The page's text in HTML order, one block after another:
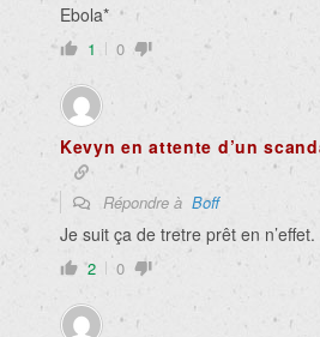
Ebola*
1 0
Kevyn en attente d’un
Répondre à Boff
Je suit ça de tretre prêt en n’effet.
2 0